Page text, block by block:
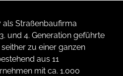
als Straßenbaufirma
und 4. Generation geführte
zu einer ganzen
aus 11
mit ca. 1.000